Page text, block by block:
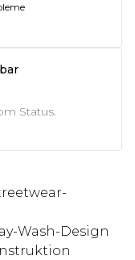
Status.
Wash-Design